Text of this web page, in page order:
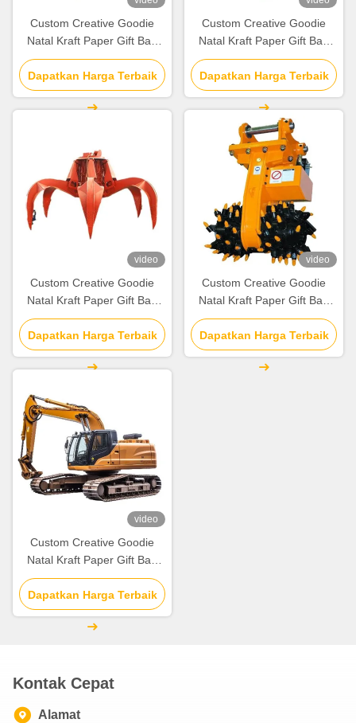
Custom Creative Goodie
Natal Kraft Paper Gift Bag
dengan Logo Anda sendiri
untuk pesta dekoratif Natal
Dapatkan Harga Terbaik
Custom Creative Goodie
Natal Kraft Paper Gift Bag
dengan Logo Anda sendiri
untuk pesta dekoratif Natal
Dapatkan Harga Terbaik
video
Custom Creative Goodie
Natal Kraft Paper Gift Bag
dengan Logo Anda sendiri
untuk pesta dekoratif Natal
Dapatkan Harga Terbaik
video
Custom Creative Goodie
Natal Kraft Paper Gift Bag
dengan Logo Anda sendiri
untuk pesta dekoratif Natal
Dapatkan Harga Terbaik
video
Custom Creative Goodie
Natal Kraft Paper Gift Bag
dengan Logo Anda sendiri
untuk pesta dekoratif Natal
Dapatkan Harga Terbaik
Kontak Cepat
Alamat